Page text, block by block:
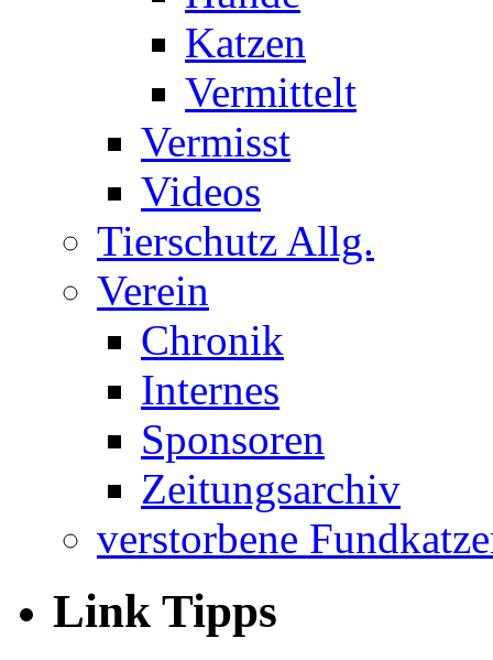
Katzen
Vermittelt
Vermisst
Videos
Tierschutz Allg.
Verein
Chronik
Internes
Sponsoren
Zeitungsarchiv
verstorbene
Link Tipps